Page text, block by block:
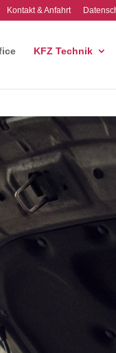
Kontakt & Anfahrt
KFZ Technik